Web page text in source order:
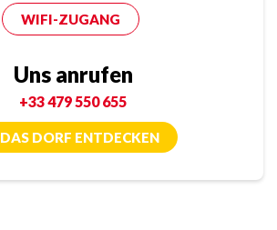
WIFI-ZUGANG
Uns anrufen
+33 479 550 655
DAS DORF ENTDECKEN